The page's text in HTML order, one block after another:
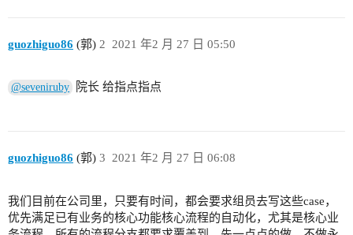
guozhiguo86 (郭) 2021 年2 月 27 日 05:50
2
@seveniruby 院长 给指点指点
guozhiguo86 (郭) 2021 年2 月 27 日 06:08
3
我们目前在公司里，只要有时间，都会要求组员去写这些case，
优先满足已有业务的核心功能核心流程的自动化，尤其是核心业